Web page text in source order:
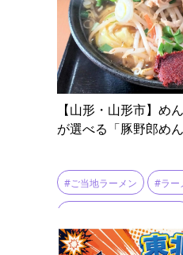
【山形・山形市】め
が選べる「豚野郎め
#ご当地ラーメン #ラー
#ラーメン消費量日本一